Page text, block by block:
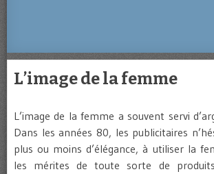
L’image de la femme
L’image de la femme a souvent servi
Dans les années 80, les publicitaires
plus ou moins d’élégance, à utiliser la
les mérites de toute sorte de